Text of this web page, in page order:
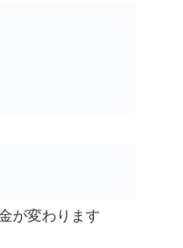
が変わります